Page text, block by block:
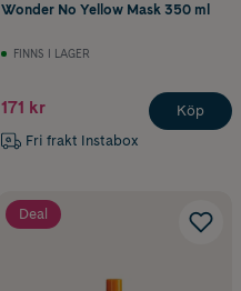
Wonder No Yellow Mask 350 ml
FINNS I LAGER
171 kr
Fri frakt Instabox
Köp
Deal